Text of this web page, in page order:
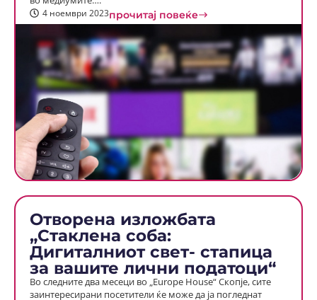
4 ноември 2023прочитај повеќе
Отворена изложбата
„Стаклена соба:
Дигиталниот свет- стапица
за вашите лични податоци“
Во следните два месеци во „Europe House“ Скопје, сите
заинтересирани посетители ќе може да ја погледнат